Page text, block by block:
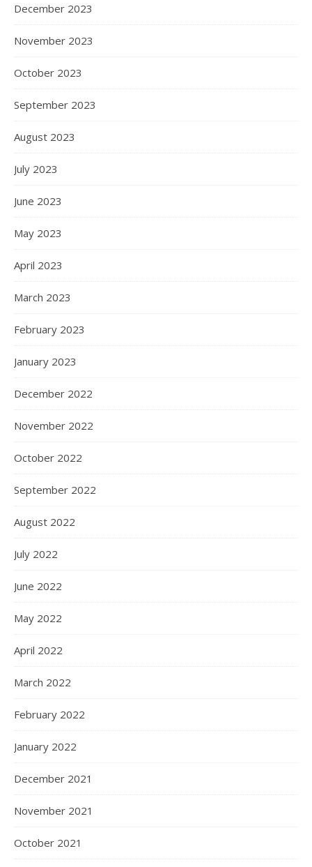
December 2023
November 2023
October 2023
September 2023
August 2023
July 2023
June 2023
May 2023
April 2023
March 2023
February 2023
January 2023
December 2022
November 2022
October 2022
September 2022
August 2022
July 2022
June 2022
May 2022
April 2022
March 2022
February 2022
January 2022
December 2021
November 2021
October 2021